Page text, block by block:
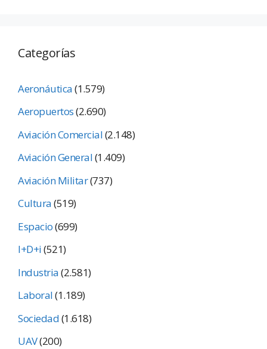
Categorías
Aeronáutica(1.579)
Aeropuertos(2.690)
Aviación Comercial(2.148)
Aviación General(1.409)
Aviación Militar(737)
Cultura(519)
Espacio(699)
I+D+i(521)
Industria(2.581)
Laboral(1.189)
Sociedad(1.618)
UAV(200)